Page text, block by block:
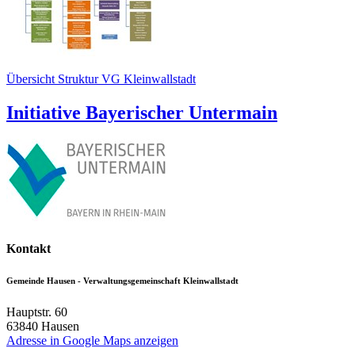
Übersicht Struktur VG Kleinwallstadt
Initiative Bayerischer Untermain
Kontakt
Gemeinde Hausen - Verwaltungsgemeinschaft Kleinwallstadt
Hauptstr. 60
63840 Hausen
Adresse in Google Maps anzeigen